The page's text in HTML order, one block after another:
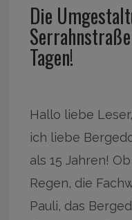
Die
Tagen!
Hallo liebe Leser,
ich liebe
als 15 Jahren!
Regen, die
Pauli, das